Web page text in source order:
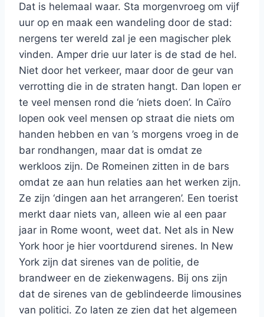
Dat is helemaal waar. Sta morgenvroeg om vijf
uur op en maak een wandeling door de stad:
nergens ter wereld zal je een magischer plek
vinden. Amper drie uur later is de stad de hel.
Niet door het verkeer, maar door de geur van
verrotting die in de straten hangt. Dan lopen er
te veel mensen rond die ‘niets doen’. In Caïro
lopen ook veel mensen op straat die niets om
handen hebben en van ’s morgens vroeg in de
bar rondhangen, maar dat is omdat ze
werkloos zijn. De Romeinen zitten in de bars
omdat ze aan hun relaties aan het werken zijn.
Ze zijn ‘dingen aan het arrangeren’. Een toerist
merkt daar niets van, alleen wie al een paar
jaar in Rome woont, weet dat. Net als in New
York hoor je hier voortdurend sirenes. In New
York zijn dat sirenes van de politie, de
brandweer en de ziekenwagens. Bij ons zijn
dat de sirenes van de geblindeerde limousines
van politici. Zo laten ze zien dat het algemeen